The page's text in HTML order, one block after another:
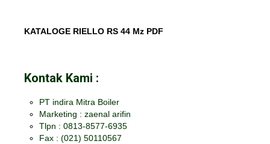
KATALOGE RIELLO RS 44 Mz PDF
Kontak Kami :
PT indira Mitra Boiler
Marketing : zaenal arifin
Tlpn : 0813-8577-6935
Fax : (021) 50110567